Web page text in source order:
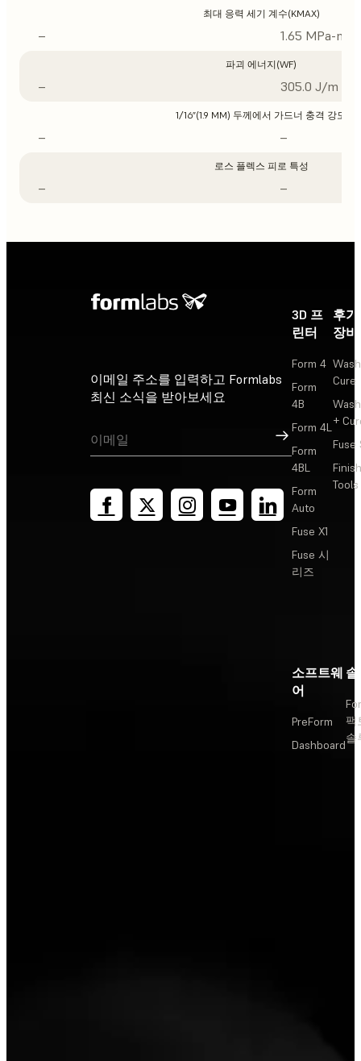
최대 응력 세기 계수(KMAX)
– 1.65 MPa-m1/
파괴 에너지(WF)
– 305.0 J/m
1/16”(1.9 MM) 두께에서 가드너 충격 강도
– –
로스 플렉스 피로 특성
– –
이메일 주소를 입력하고 Formlabs
최신 소식을 받아보세요
가입
3D 프
린터
Form 4
Form
4B
Form 4L
Form
4BL
Form
Auto
Fuse X1
Fuse 시
리즈
후
장비
Cure
+
Fuse
Tools
소프트웨
어
PreForm
Dashboard
팩
솔